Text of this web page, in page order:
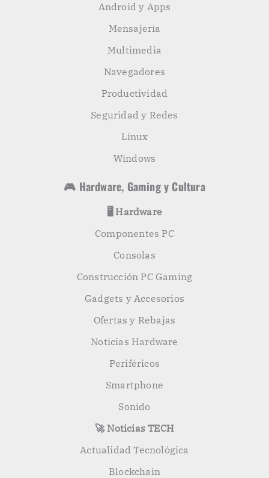
Android y Apps
Mensajería
Multimedia
Navegadores
Productividad
Seguridad y Redes
Linux
Windows
🎮 Hardware, Gaming y Cultura
🖥️ Hardware
Componentes PC
Consolas
Construcción PC Gaming
Gadgets y Accesorios
Ofertas y Rebajas
Noticias Hardware
Periféricos
Smartphone
Sonido
🚀 Noticias TECH
Actualidad Tecnológica
Blockchain